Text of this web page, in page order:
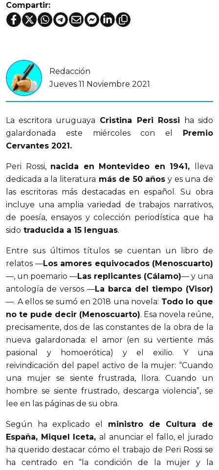
Compartir:
Redacción
Jueves 11 Noviembre 2021
La escritora uruguaya Cristina Peri Rossi
ha sido
galardonada este miércoles con el
Premio
Cervantes 2021.
Peri Rossi, nacida en Montevideo en 1941,
lleva
dedicada a la literatura más de 50 años y es una de
las escritoras más destacadas en español. Su obra
incluye una amplia variedad de trabajos narrativos,
de poesía, ensayos y colección periodística que ha
sido traducida a 15 lenguas.
Entre sus últimos títulos se cuentan un libro de
relatos —Los amores equivocados (Menoscuarto)
—, un poemario —Las replicantes (Cálamo)— y una
antología de versos —La barca del tiempo (Visor)
—. A ellos se sumó en 2018 una novela: Todo lo que
no te pude decir (Menoscuarto). Esa novela reúne,
precisamente, dos de las constantes de la obra de la
nueva galardonada: el amor (en su vertiente más
pasional y homoerótica) y el exilio. Y una
reivindicación del papel activo de la mujer: “Cuando
una mujer se siente frustrada, llora. Cuando un
hombre se siente frustrado, descarga violencia”, se
lee en las páginas de su obra.
Según ha explicado el
ministro de Cultura de
España, Miquel Iceta, al anunciar el fallo, el jurado
ha querido destacar cómo el trabajo de Peri Rossi se
ha centrado en “la condición de la mujer y la